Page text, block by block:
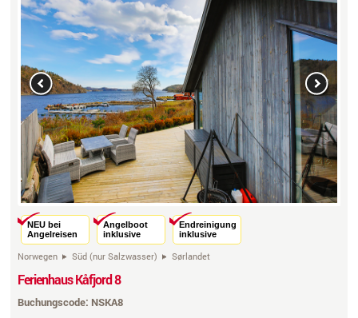
Previous Next
NEU bei
Angelreisen
Angelboot
inklusive
Endreinigung
inklusive
Norwegen Süd (nur Salzwasser) Sørlandet
Ferienhaus Kåfjord 8
Buchungscode: NSKA8